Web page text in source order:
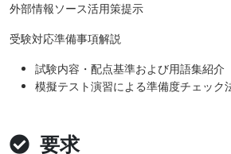
外部情報ソース活用策提示
受験対応準備事項解説
試験内容・配点基準および用語集紹介
模擬テスト演習による準備度チェック
要求